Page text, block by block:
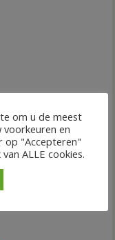
om u de meest
en
op "Accepteren"
ALLE cookies.